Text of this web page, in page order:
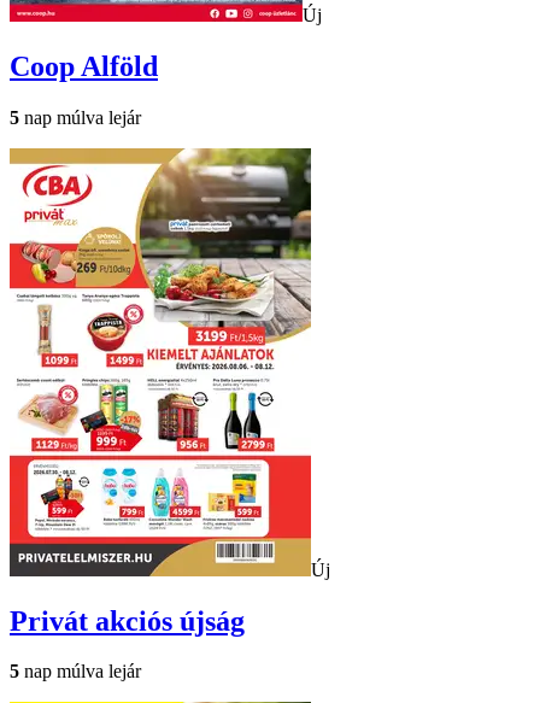
Új
Coop Alföld
5 nap múlva lejár
Új
Privát akciós újság
5 nap múlva lejár